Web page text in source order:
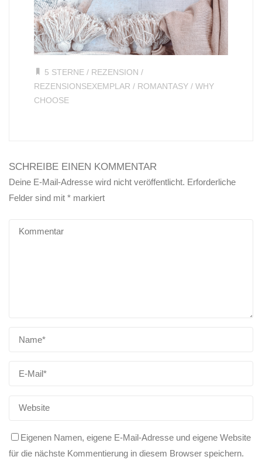
5 STERNE/ REZENSION /
REZENSIONSEXEMPLAR / ROMANTASY/ WHY
CHOOSE
SCHREIBE EINEN KOMMENTAR
Deine E-Mail-Adresse wird nicht veröffentlicht. Erforderliche
Felder sind mit* markiert
Eigenen Namen, eigene E-Mail-Adresse und eigene Website
für die nächste Kommentierung in diesem Browser speichern.